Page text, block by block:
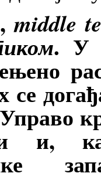
middle
. У
се
и, као